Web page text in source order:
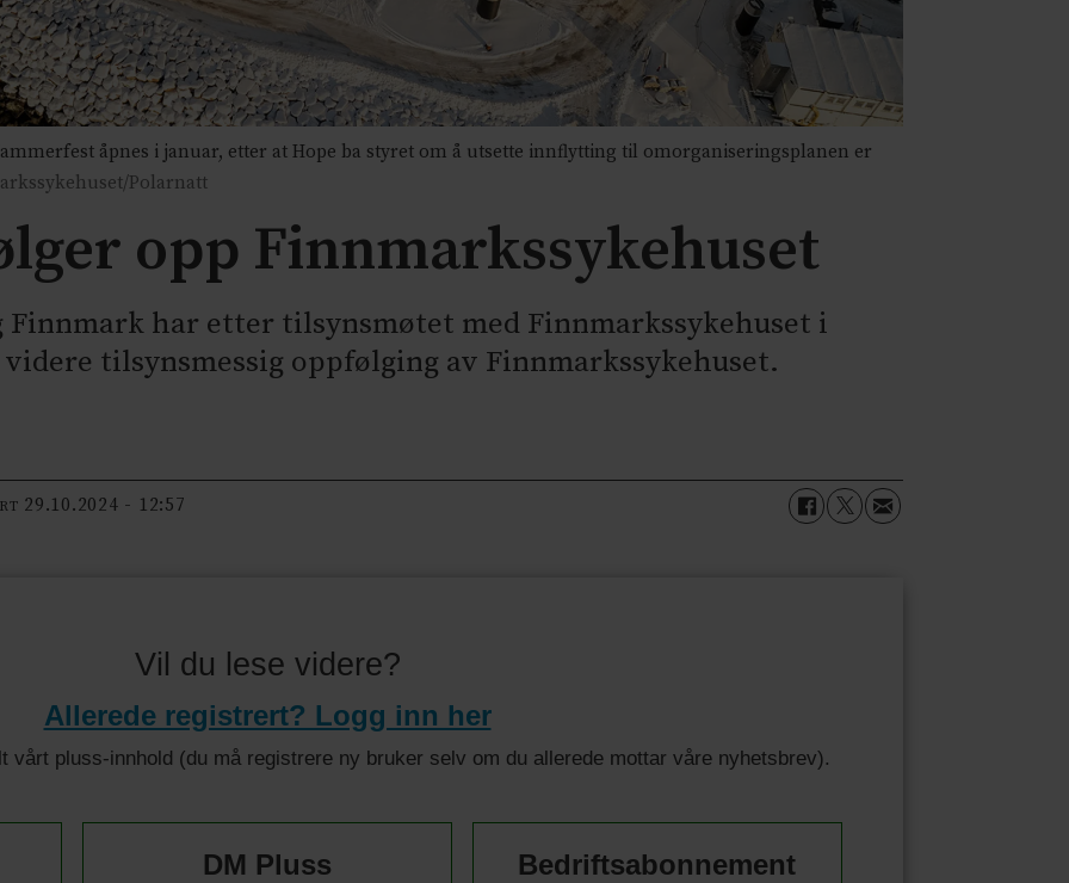
åpnes i januar, etter at Hope ba styret om å utsette innflytting til omorganiseringsplanen er
Polarnatt
opp Finnmarkssykehuset
Finnmark har etter tilsynsmøtet med Finnmarkssykehuset i
tilsynsmessig oppfølging av Finnmarkssykehuset.
29.10.2024 - 12:57
Vil du lese videre?
Allerede registrert? Logg inn her
vårt pluss-innhold (du må registrere ny bruker selv om du allerede mottar våre nyhetsbrev).
DM Pluss Bedriftsabonnement